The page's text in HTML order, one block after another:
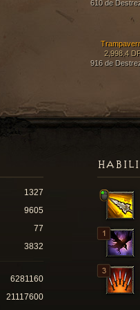
610 de
2,998.4
916 de
1327
9605
77
3832
6281160
21117600